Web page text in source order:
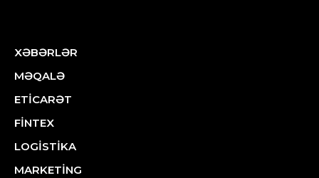
XƏBƏRLƏR
MƏQALƏ
ETİCARƏT
FİNTEX
LOGİSTİKA
MARKETİNG